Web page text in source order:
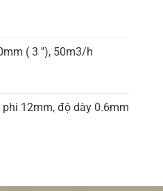
( 3 ''), 50m3/h
12mm, độ dày 0.6mm